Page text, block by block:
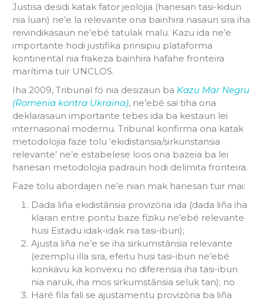
Justisa desidi katak fator jeolojia (hanesan tasi-kidun
nia luan) ne’e la relevante ona bainhira nasaun sira iha
reivindikasaun ne’ebé tatulak malu. Kazu ida ne’e
importante hodi justifika prinsipiu plataforma
kontinental nia frakeza bainhira hafahe fronteira
marítima tuir UNCLOS.
Iha 2009, Tribunal fó nia desizaun ba Kazu Mar Negru
(Romenia kontra Ukraina), ne’ebé sai tiha ona
deklarasaun importante tebes ida ba kestaun lei
internasional modernu. Tribunal konfirma ona katak
metodolojia faze tolu ‘ekidistansia/sirkunstansia
relevante’ ne’e estabelese loos ona bazeia ba lei
hanesan metodolojia padraun hodi delimita fronteira.
Faze tolu abordajen ne’e nian mak hanesan tuir mai:
Dada liña ekidistânsia provizória ida (dada liña iha
klaran entre pontu baze fíziku ne’ebé relevante
husi Estadu idak-idak nia tasi-ibun);
Ajusta liña ne’e se iha sirkumstânsia relevante
(ezemplu illa sira, efeitu husi tasi-ibun ne’ebé
konkavu ka konvexu no diferensia iha tasi-ibun
nia naruk, iha mos sirkumstânsia seluk tan); no
Haré fila fali se ajustamentu provizória ba liña